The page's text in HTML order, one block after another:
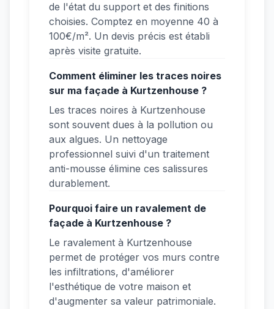
de l'état du support et des finitions
choisies. Comptez en moyenne 40 à
100€/m². Un devis précis est établi
après visite gratuite.
Comment éliminer les traces noires
sur ma façade à Kurtzenhouse ?
Les traces noires à Kurtzenhouse
sont souvent dues à la pollution ou
aux algues. Un nettoyage
professionnel suivi d'un traitement
anti-mousse élimine ces salissures
durablement.
Pourquoi faire un ravalement de
façade à Kurtzenhouse ?
Le ravalement à Kurtzenhouse
permet de protéger vos murs contre
les infiltrations, d'améliorer
l'esthétique de votre maison et
d'augmenter sa valeur patrimoniale.